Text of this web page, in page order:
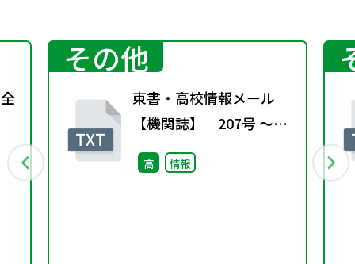
その他
東書・高校情報メール
【機関誌】 207号 ～最
終号～
高 情報